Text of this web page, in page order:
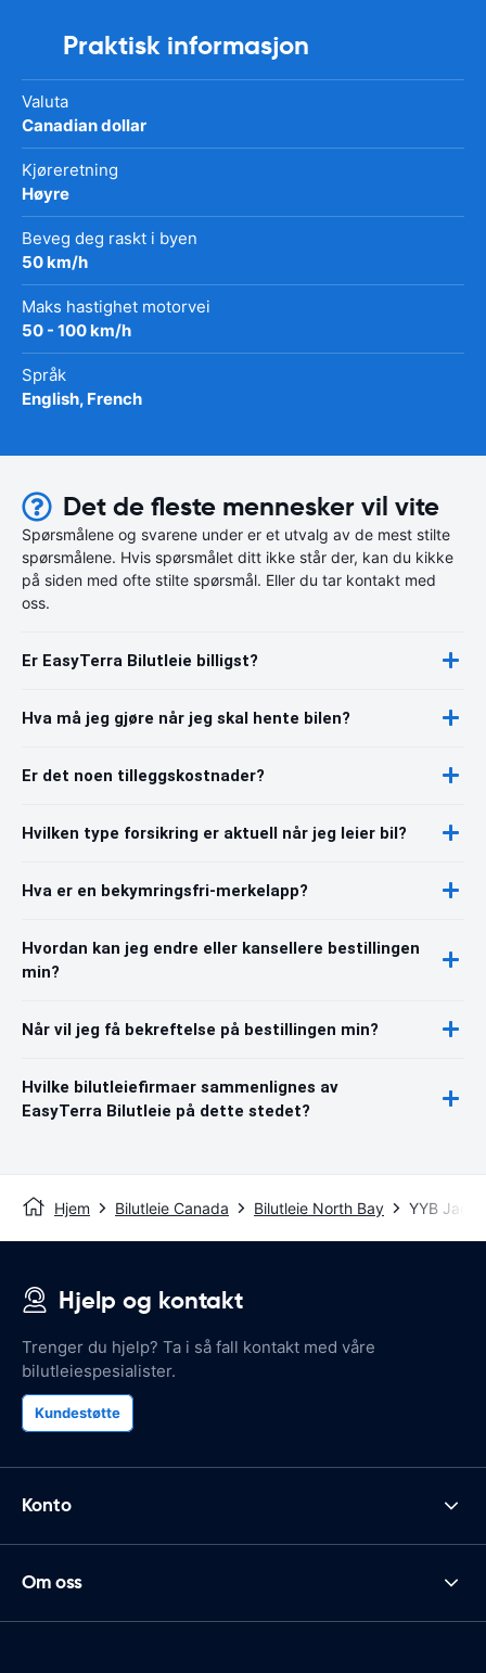
Praktisk informasjon
Valuta
Canadian dollar
Kjøreretning
Høyre
Beveg deg raskt i byen
50 km/h
Maks hastighet motorvei
50 - 100 km/h
Språk
English, French
Det de fleste mennesker vil vite
Spørsmålene og svarene under er et utvalg av de mest stilte
spørsmålene. Hvis spørsmålet ditt ikke står der, kan du kikke
på siden med ofte stilte spørsmål. Eller du tar kontakt med
oss.
Er EasyTerra Bilutleie billigst?
Hva må jeg gjøre når jeg skal hente bilen?
Er det noen tilleggskostnader?
Hvilken type forsikring er aktuell når jeg leier bil?
Hva er en bekymringsfri-merkelapp?
Hvordan kan jeg endre eller kansellere bestillingen
min?
Når vil jeg få bekreftelse på bestillingen min?
Hvilke bilutleiefirmaer sammenlignes av
EasyTerra Bilutleie på dette stedet?
Hjem Bilutleie Canada Bilutleie North Bay YYB Jack
Hjelp og kontakt
Trenger du hjelp? Ta i så fall kontakt med våre
bilutleiespesialister.
Kundestøtte
Konto
Om oss